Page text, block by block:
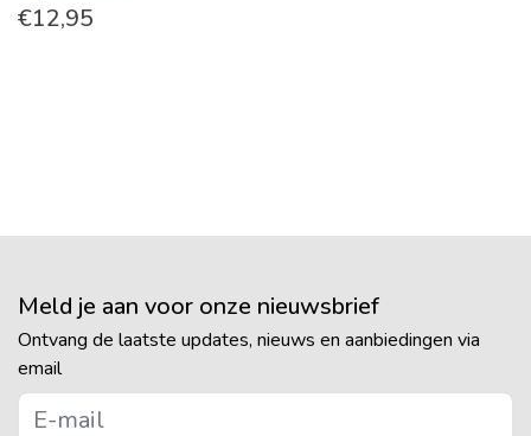
€12,95
Meld je aan voor onze nieuwsbrief
Ontvang de laatste updates, nieuws en aanbiedingen via
email